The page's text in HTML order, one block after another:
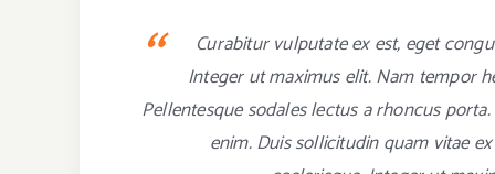
“
Curabitur vulputate ex est, eget
Integer ut maximus elit. Nam tempor
Pellentesque sodales lectus a rhoncus
enim. Duis sollicitudin quam vitae
“
Nulla vehicula urna vel velit porttitor, ac
Praesent eleifend ante nec
enim, rhoncus quis venenatis ut, tristique
magna et faucibus. Nullam eget nunc non
“
Vivamus nec diam velit. Vivamus
Donec in auctor sem. Quisque a
Mauris placerat orci eu dignissim cursus.
Proin nec posuere libero. Quisque nec mi